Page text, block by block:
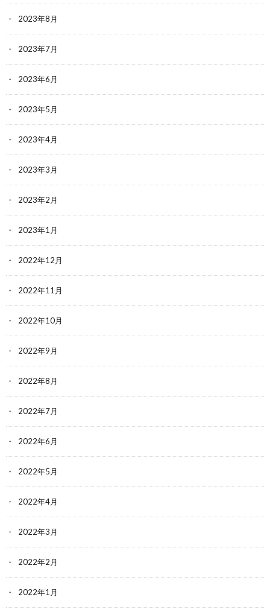
2023年8月
2023年7月
2023年6月
2023年5月
2023年4月
2023年3月
2023年2月
2023年1月
2022年12月
2022年11月
2022年10月
2022年9月
2022年8月
2022年7月
2022年6月
2022年5月
2022年4月
2022年3月
2022年2月
2022年1月